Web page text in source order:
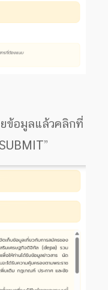
ข้อมูลแล้วคลิกที่